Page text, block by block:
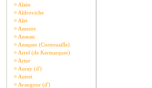
¤ Alain
¤ Aldroviche
¤ Alet
¤ Amezre
¤ Anseau
¤ Ansquer (Cornouaille)
¤ Arrel (de Kermarquer)
¤ Artur
¤ Auray (d')
¤ Autret
¤ Avaugour (d')